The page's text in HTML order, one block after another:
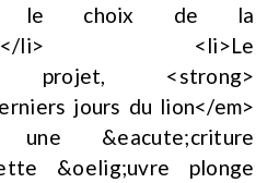
le choix de la
li> <li>Le
projet, <strong>
jours du lion</em>
&eacute;criture
&oelig;uvre plonge